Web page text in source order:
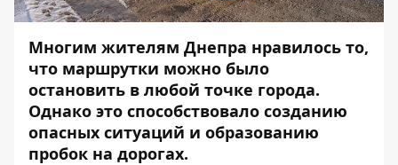
Многим жителям Днепра нравилось то,
что маршрутки можно было
остановить в любой точке города.
Однако это способствовало созданию
опасных ситуаций и образованию
пробок на дорогах.